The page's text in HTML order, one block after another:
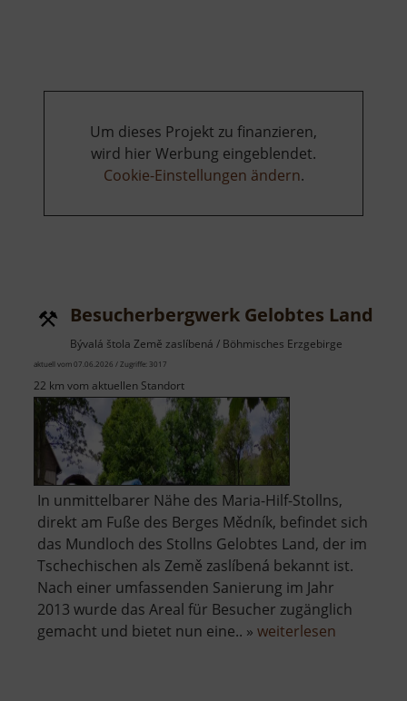
Um dieses Projekt zu finanzieren,
wird hier Werbung eingeblendet.
Cookie-Einstellungen ändern.
Besucherbergwerk Gelobtes Land
Bývalá štola Země zaslíbená / Böhmisches Erzgebirge
aktuell vom 07.06.2026 / Zugriffe: 3017
22 km vom aktuellen Standort
In unmittelbarer Nähe des Maria-Hilf-Stollns,
direkt am Fuße des Berges Mědník, befindet sich
das Mundloch des Stollns Gelobtes Land, der im
Tschechischen als Země zaslíbená bekannt ist.
Nach einer umfassenden Sanierung im Jahr
2013 wurde das Areal für Besucher zugänglich
gemacht und bietet nun eine.. » weiterlesen